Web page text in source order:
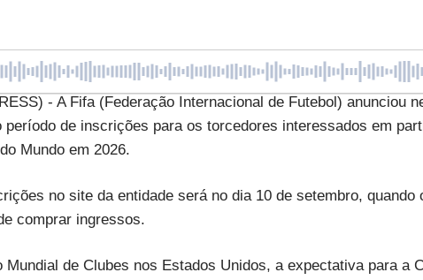
- A Fifa (Federação Internacional de Futebol) anunciou
período de inscrições para os torcedores interessados em
Mundo em 2026.
no site da entidade será no dia 10 de setembro, quando
comprar ingressos.
de Clubes nos Estados Unidos, a expectativa para a